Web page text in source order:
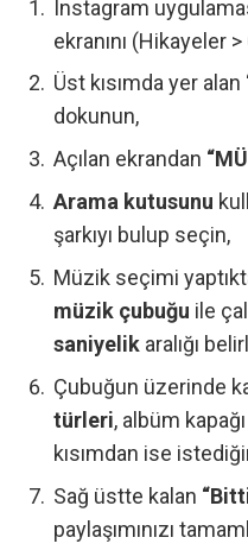
Instagram
ekranını (Hikayeler
Üst kısımda yer alan
dokunun,
Açılan ekrandan
Arama kutusunu
şarkıyı bulup seçin,
Müzik seçimi
müzik çubuğu ile
saniyelik aralığı
Çubuğun üzerinde
türleri, albüm
kısımdan ise
Sağ üstte kalan
paylaşımınızı